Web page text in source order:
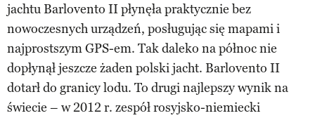
jachtu Barlovento II płynęła praktycznie bez
nowoczesnych urządzeń, posługując się mapami i
najprostszym GPS-em. Tak daleko na północ nie
dopłynął jeszcze żaden polski jacht. Barlovento II
dotarł do granicy lodu. To drugi najlepszy wynik na
świecie – w 2012 r. zespół rosyjsko-niemiecki